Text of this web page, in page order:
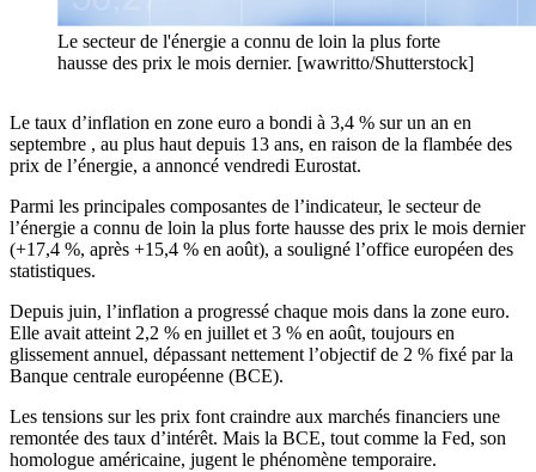
Le secteur de l'énergie a connu de loin la plus forte
hausse des prix le mois dernier. [wawritto/Shutterstock]
Le taux d’inflation en zone euro a bondi à 3,4 % sur un an en
septembre , au plus haut depuis 13 ans, en raison de la flambée des
prix de l’énergie, a annoncé vendredi Eurostat.
Parmi les principales composantes de l’indicateur, le secteur de
l’énergie a connu de loin la plus forte hausse des prix le mois dernier
(+17,4 %, après +15,4 % en août), a souligné l’office européen des
statistiques.
Depuis juin, l’inflation a progressé chaque mois dans la zone euro.
Elle avait atteint 2,2 % en juillet et 3 % en août, toujours en
glissement annuel, dépassant nettement l’objectif de 2 % fixé par la
Banque centrale européenne (BCE).
Les tensions sur les prix font craindre aux marchés financiers une
remontée des taux d’intérêt. Mais la BCE, tout comme la Fed, son
homologue américaine, jugent le phénomène temporaire.